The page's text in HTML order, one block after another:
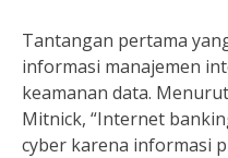
Tantangan pertama
informasi manajemen
keamanan data.
Mitnick, “Internet
cyber karena informasi